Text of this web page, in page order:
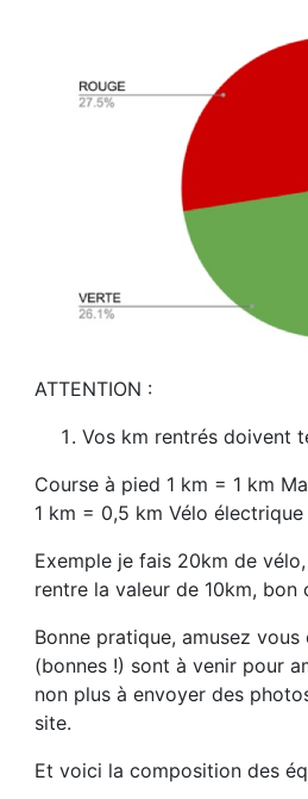
ATTENTION :
Vos km rentrés doivent
Course à pied 1 km = 1 km
1 km = 0,5 km Vélo
Exemple je fais 20km de
rentre la valeur de 10km, bon
Bonne pratique, amusez
(bonnes !) sont à venir pour
non plus à envoyer des
site.
Et voici la composition des